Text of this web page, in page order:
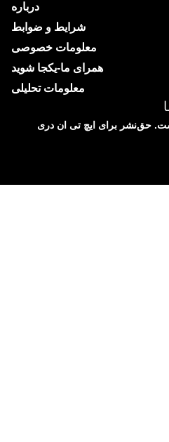
حق‌نشر برای ایچ‌ تی‌ ان دری
درباره
شرایط و ضوابط
معلومات خصوصی
همرای ما-یکجا شوید
معلومات تحلیلی